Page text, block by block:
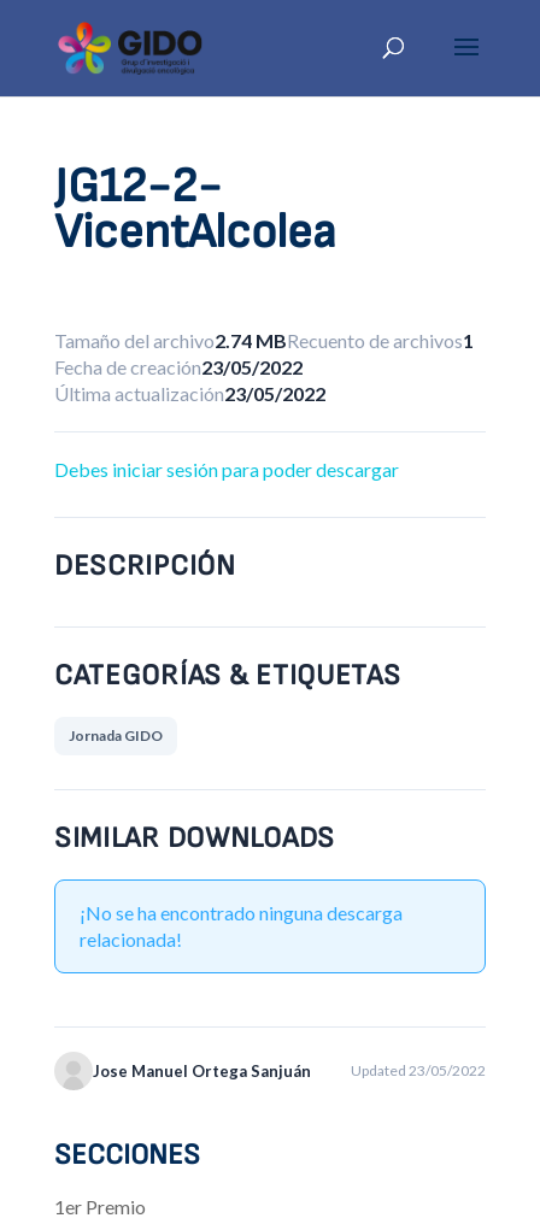
JG12-2-
VicentAlcolea
Tamaño del archivo2.74 MBRecuento de archivos1
Fecha de creación23/05/2022
Última actualización23/05/2022
Debes iniciar sesión para poder descargar
DESCRIPCIÓN
CATEGORÍAS & ETIQUETAS
Jornada GIDO
SIMILAR DOWNLOADS
¡No se ha encontrado ninguna descarga
relacionada!
Jose Manuel Ortega Sanjuán Updated 23/05/2022
SECCIONES
1er Premio